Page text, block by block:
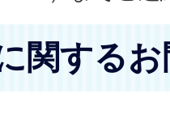
関する